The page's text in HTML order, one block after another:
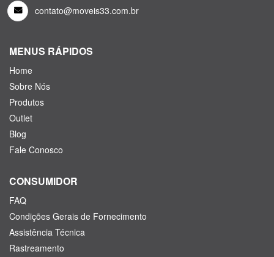
contato@moveis33.com.br
MENUS RÁPIDOS
Home
Sobre Nós
Produtos
Outlet
Blog
Fale Conosco
CONSUMIDOR
FAQ
Condições Gerais de Fornecimento
Assistência Técnica
Rastreamento